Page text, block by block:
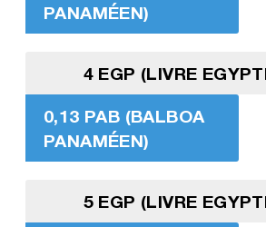
PANAMÉEN)
4 EGP (LIVRE
0,13 PAB (BALBOA
PANAMÉEN)
5 EGP (LIVRE